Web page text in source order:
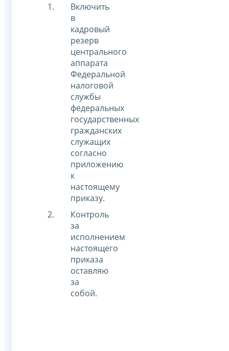
Включить
в
кадровый
резерв
центрального
аппарата
Федеральной
налоговой
службы
федеральных
государственных
гражданских
служащих
согласно
приложению
к
настоящему
приказу.
Контроль
за
исполнением
настоящего
приказа
оставляю
за
собой.